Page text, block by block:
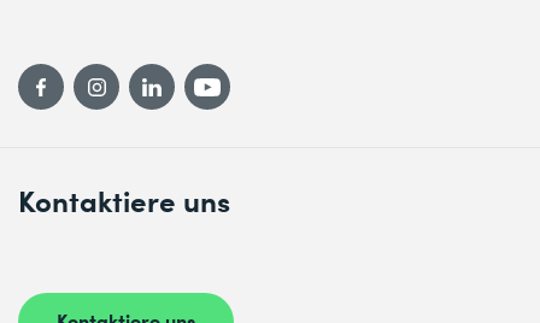
Kontaktiere uns